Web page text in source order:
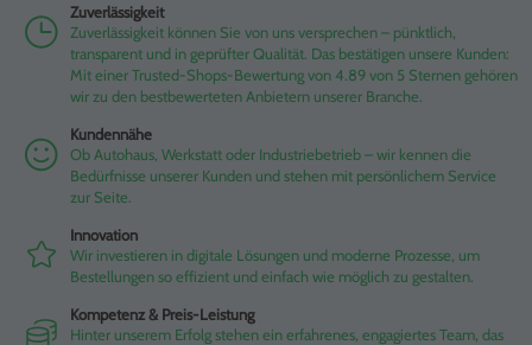
Zuverlässigkeit
Zuverlässigkeit können Sie von uns versprechen – pünktlich,
transparent und in geprüfter Qualität. Das bestätigen unsere Kunden:
Mit einer Trusted-Shops-Bewertung von 4.89 von 5 Sternen gehören
wir zu den bestbewerteten Anbietern unserer Branche.
Kundennähe
Ob Autohaus, Werkstatt oder Industriebetrieb – wir kennen die
Bedürfnisse unserer Kunden und stehen mit persönlichem Service
zur Seite.
Innovation
Wir investieren in digitale Lösungen und moderne Prozesse, um
Bestellungen so effizient und einfach wie möglich zu gestalten.
Kompetenz & Preis-Leistung
Hinter unserem Erfolg stehen ein erfahrenes, engagiertes Team, das